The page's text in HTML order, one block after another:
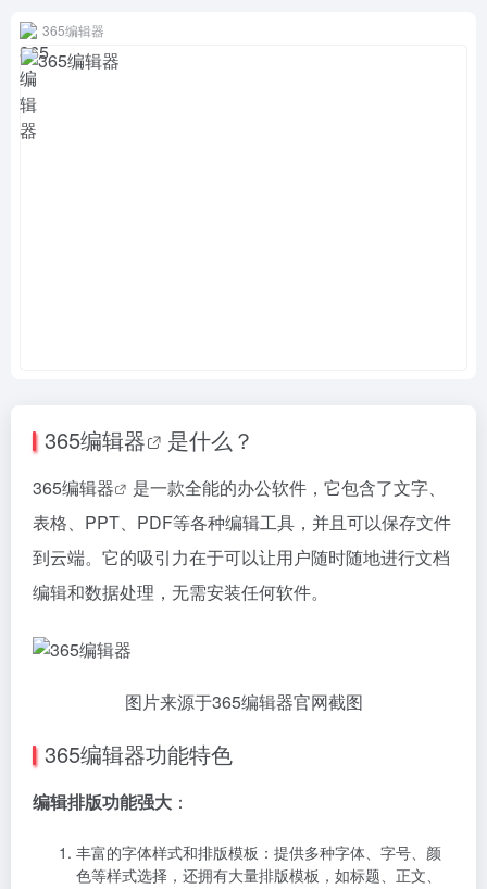
365编辑器
365编辑器 是什么？
365编辑器
是一款全能的办公软件，它包含了文字、
表格、PPT、PDF等各种编辑工具，并且可以保存文件
到云端。它的吸引力在于可以让用户随时随地进行文档
编辑和数据处理，无需安装任何软件。
图片来源于365编辑器官网截图
365编辑器功能特色
编辑排版功能强大 ：
丰富的字体样式和排版模板：提供多种字体、字号、颜
色等样式选择，还拥有大量排版模板，如标题、正文、